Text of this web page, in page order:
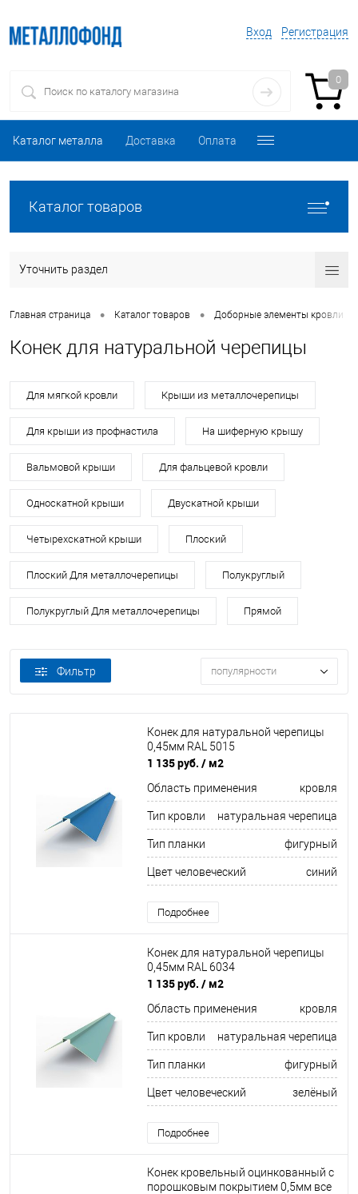
Вход Регистрация
0
Каталог металла Доставка Оплата
Каталог товаров
Уточнить раздел
Главная страница • Каталог товаров • Доборные элементы кровли
Конек для натуральной черепицы
Для мягкой кровли Крыши из металлочерепицы
Для крыши из профнастила На шиферную крышу
Вальмовой крыши Для фальцевой кровли
Односкатной крыши Двускатной крыши
Четырехскатной крыши Плоский
Плоский Для металлочерепицы Полукруглый
Полукруглый Для металлочерепицы Прямой
Фильтр популярности
Конек для натуральной черепицы
0,45мм RAL 5015
1 135 руб. / м2
Область применения кровля
Тип кровли натуральная черепица
Тип планки фигурный
Цвет человеческий синий
Подробнее
Конек для натуральной черепицы
0,45мм RAL 6034
1 135 руб. / м2
Область применения кровля
Тип кровли натуральная черепица
Тип планки фигурный
Цвет человеческий зелёный
Подробнее
Конек кровельный оцинкованный с
порошковым покрытием 0,5мм все